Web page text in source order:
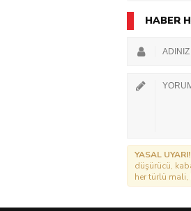
HABER
YASAL UYARI!
düşürücü,
her türlü mali,